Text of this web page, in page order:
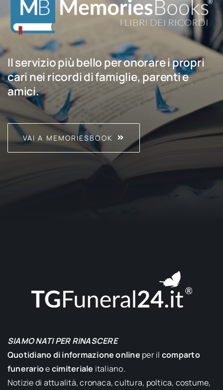
Il servizio più bello per onorare i propri
cari nei ricordi di famiglie, parenti e
amici.
VAI A MEMORIESBOOK
SIAMO NATI PER RINASCERE
Quotidiano di informazione online per il comparto
funerarioecimiteriale italiano.
Notizie di attualità, cronaca, cultura, poltica, costume,